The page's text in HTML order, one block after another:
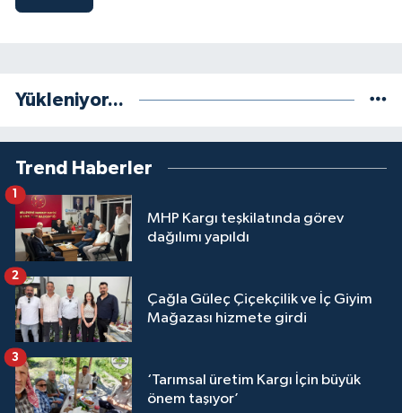
Yükleniyor...
Trend Haberler
MHP Kargı teşkilatında görev
dağılımı yapıldı
Çağla Güleç Çiçekçilik ve İç Giyim
Mağazası hizmete girdi
2
‘Tarımsal üretim Kargı İçin büyük
önem taşıyor’
3